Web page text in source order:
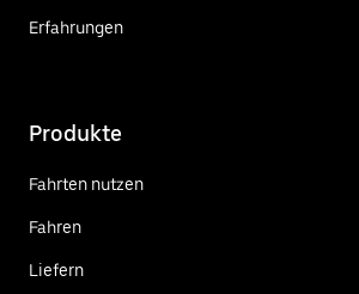
Erfahrungen
Produkte
Fahrten nutzen
Fahren
Liefern